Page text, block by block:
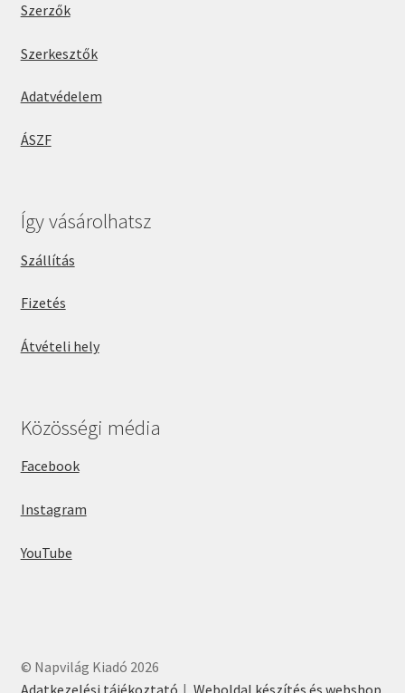
Szerzők
Szerkesztők
Adatvédelem
ÁSZF
Így vásárolhatsz
Szállítás
Fizetés
Átvételi hely
Közösségi média
Facebook
Instagram
YouTube
© Napvilág Kiadó 2026
Adatkezelési tájékoztató
Weboldal készítés és webshop